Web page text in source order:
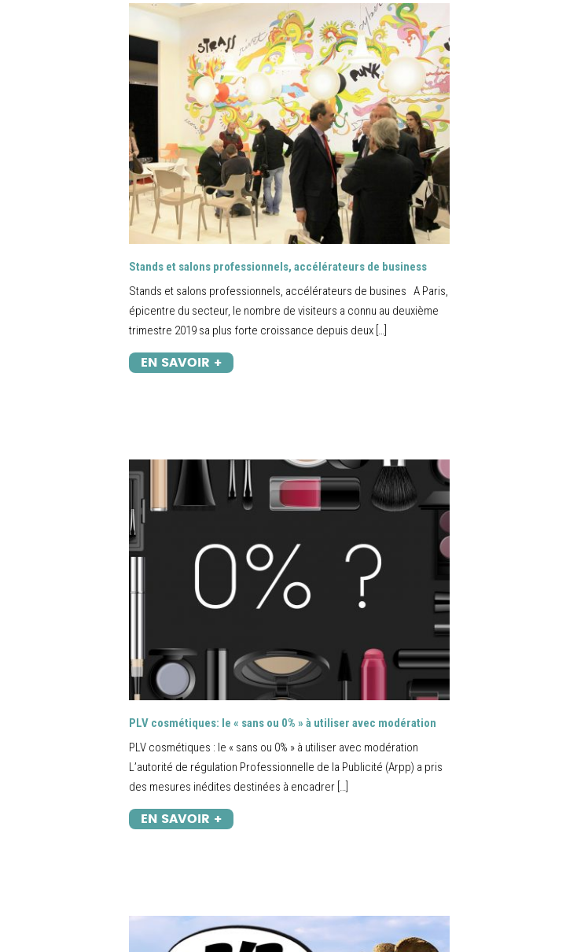
Stands et salons professionnels, accélérateurs de business
Stands et salons professionnels, accélérateurs de busines A Paris,
épicentre du secteur, le nombre de visiteurs a connu au deuxième
trimestre 2019 sa plus forte croissance depuis deux […]
EN SAVOIR +
PLV cosmétiques: le « sans ou 0% » à utiliser avec modération
PLV cosmétiques : le « sans ou 0% » à utiliser avec modération
L’autorité de régulation Professionnelle de la Publicité (Arpp) a pris
des mesures inédites destinées à encadrer […]
EN SAVOIR +